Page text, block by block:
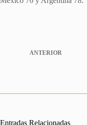
ANTERIOR
Entradas Relacionadas